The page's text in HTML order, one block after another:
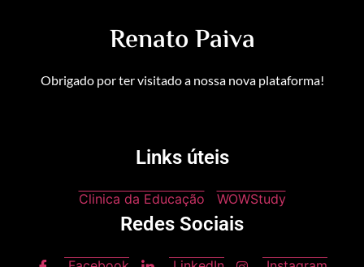
Renato Paiva
Obrigado por ter visitado a nossa nova plataforma!
Links úteis
Clinica da Educação WOWStudy
Redes Sociais